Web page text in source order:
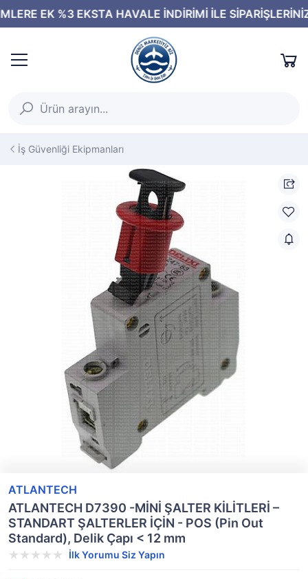
İş Güvenliği Ekipmanları
ATLANTECH
ATLANTECH D7390 -MİNİ ŞALTER KİLİTLERİ –
STANDART ŞALTERLER İÇİN - POS (Pin Out
Standard), Delik Çapı < 12 mm
İlk Yorumu Siz Yapın